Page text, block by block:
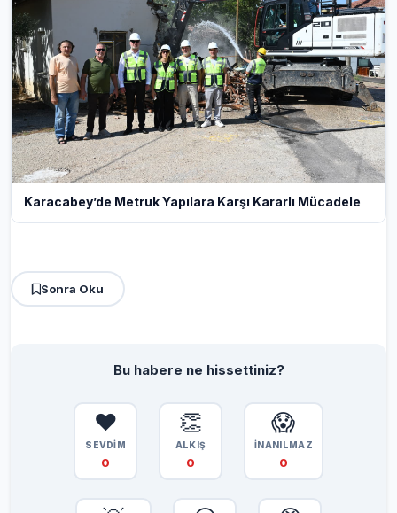
Karacabey’de Metruk Yapılara Karşı Kararlı Mücadele
Sonra Oku
Bu habere ne hissettiniz?
❤️
SEVDİM
0
👏
ALKIŞ
0
😱
İNANILMAZ
0